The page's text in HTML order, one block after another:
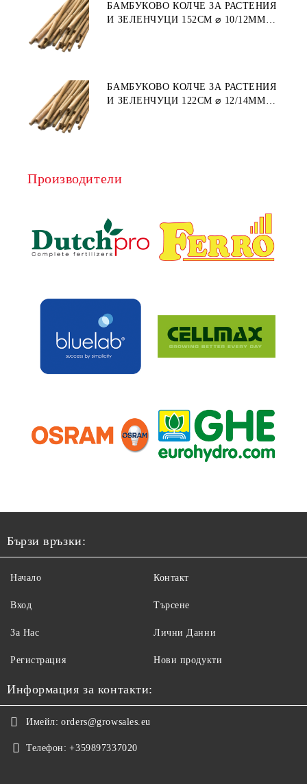
БАМБУКОВО КОЛЧЕ ЗА РАСТЕНИЯ
И ЗЕЛЕНЧУЦИ 152СМ ⌀ 10/12ММ
БАМБУКОВО КОЛЧЕ ЗА РАСТЕНИЯ
И ЗЕЛЕНЧУЦИ 122СМ ⌀ 12/14ММ
Производители
Бързи връзки:
Начало
Вход
За Нас
Регистрация
Контакт
Търсене
Лични Данни
Нови продукти
Информация за контакти:
Имейл: orders@growsales.eu
Телефон: +359897337020